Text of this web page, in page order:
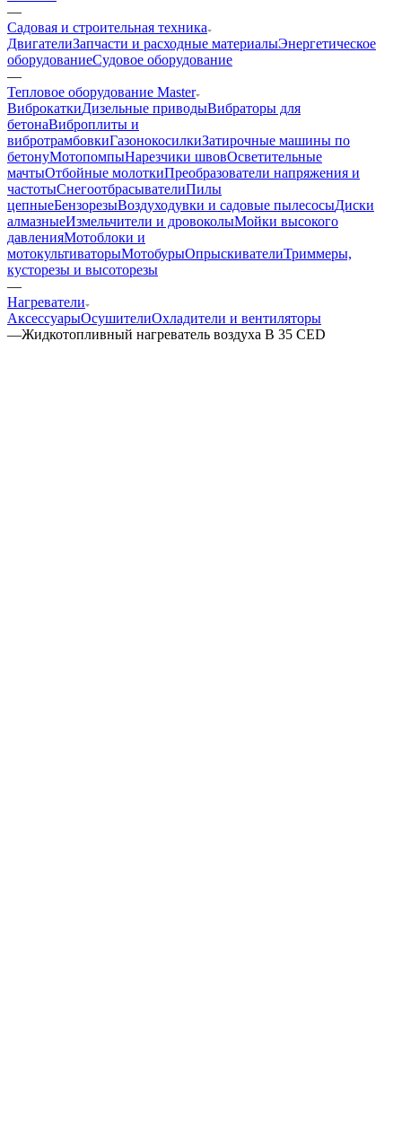
—
Садовая и строительная техника
ДвигателиЗапчасти и расходные материалыЭнергетическое
оборудованиеСудовое оборудование
—
Тепловое оборудование Master
ВиброкаткиДизельные приводыВибраторы для
бетонаВиброплиты и
вибротрамбовкиГазонокосилкиЗатирочные машины по
бетонуМотопомпыНарезчики швовОсветительные
мачтыОтбойные молоткиПреобразователи напряжения и
частотыСнегоотбрасывателиПилы
цепныеБензорезыВоздуходувки и садовые пылесосыДиски
алмазныеИзмельчители и дровоколыМойки высокого
давленияМотоблоки и
мотокультиваторыМотобурыОпрыскивателиТриммеры,
кусторезы и высоторезы
—
Нагреватели
АксессуарыОсушителиОхладители и вентиляторы
—Жидкотопливный нагреватель воздуха B 35 CED